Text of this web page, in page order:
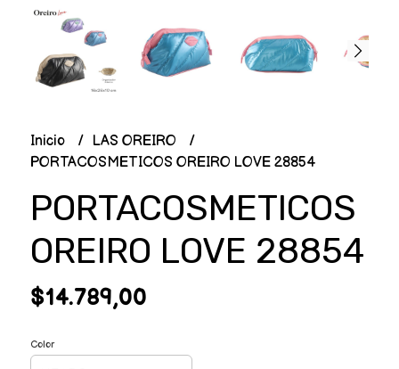
Inicio
LAS OREIRO
PORTACOSMETICOS OREIRO LOVE 28854
PORTACOSMETICOS
OREIRO LOVE 28854
$14.789,00
Color